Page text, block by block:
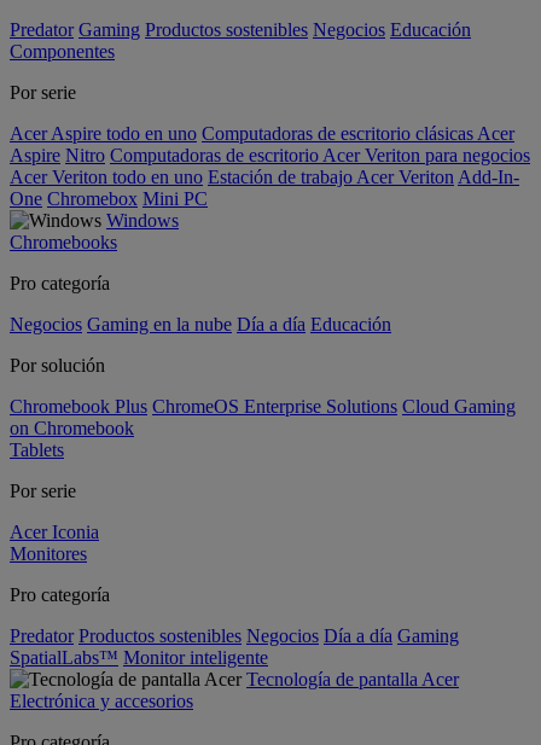
Predator Gaming Productos sostenibles Negocios Educación
Componentes
Por serie
Acer Aspire todo en uno Computadoras de escritorio clásicas Acer
Aspire Nitro Computadoras de escritorio Acer Veriton para negocios
Acer Veriton todo en uno Estación de trabajo Acer Veriton Add-In-
One Chromebox Mini PC
Windows
Chromebooks
Pro categoría
Negocios Gaming en la nube Día a día Educación
Por solución
Chromebook Plus ChromeOS Enterprise Solutions Cloud Gaming
on Chromebook
Tablets
Por serie
Acer Iconia
Monitores
Pro categoría
Predator Productos sostenibles Negocios Día a día Gaming
SpatialLabs™ Monitor inteligente
Tecnología de pantalla Acer
Electrónica y accesorios